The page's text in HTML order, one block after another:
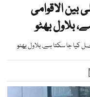
الاقوامی
بلاول بھٹو
جا سکتا ہے، بلاول بھٹو